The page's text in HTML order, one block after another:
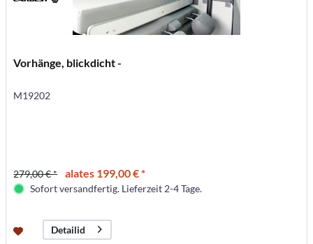
Vorhänge, blickdicht -
M19202
279,00 € * alates 199,00 € *
Sofort versandfertig. Lieferzeit 2-4 Tage.
Detailid